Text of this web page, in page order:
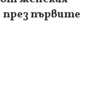
първите